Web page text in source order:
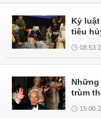
Kỷ
tiêu
08:53
Những
trùm
15:00